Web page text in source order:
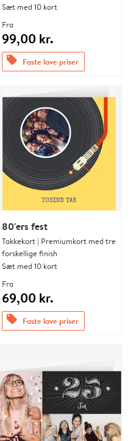
Sæt med 10 kort
Fra
99,00 kr.
offers Faste lave priser
80'ers fest
Takkekort | Premiumkort med tre
forskellige finish
Sæt med 10 kort
Fra
69,00 kr.
offers Faste lave priser